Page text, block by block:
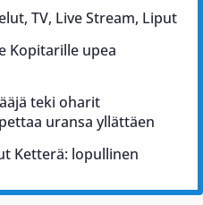
TV, Live Stream, Liput
Kopitarille upea
teki oharit
uransa yllättäen
Ketterä: lopullinen